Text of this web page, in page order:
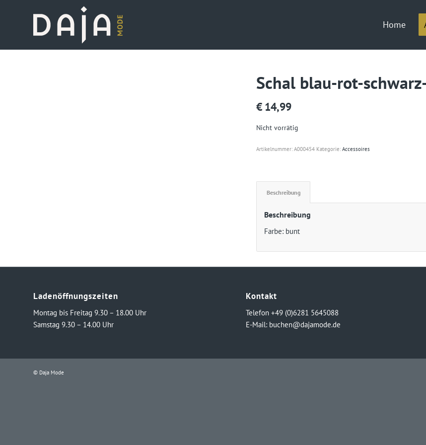
Home
Schal blau-rot-
€ 14,99
Nicht vorrätig
Artikelnummer:A000454 Kategorie:Accessoires
Beschreibung
Beschreibung
Farbe: bunt
Ladenöffnungszeiten
Montag bis Freitag 9.30 – 18.00 Uhr
Samstag 9.30 – 14.00 Uhr
Kontakt
Telefon +49 (0)6281 5645088
E-Mail: buchen@dajamode.de
© Daja Mode